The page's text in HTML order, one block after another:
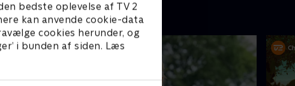
bedste oplevelse af TV 2
kan anvende cookie-data
cookies herunder, og
i bunden af siden. Læs